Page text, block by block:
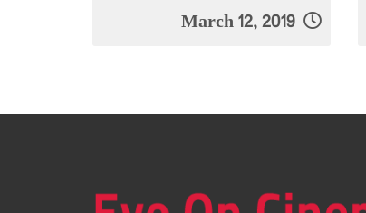
March 12, 2019